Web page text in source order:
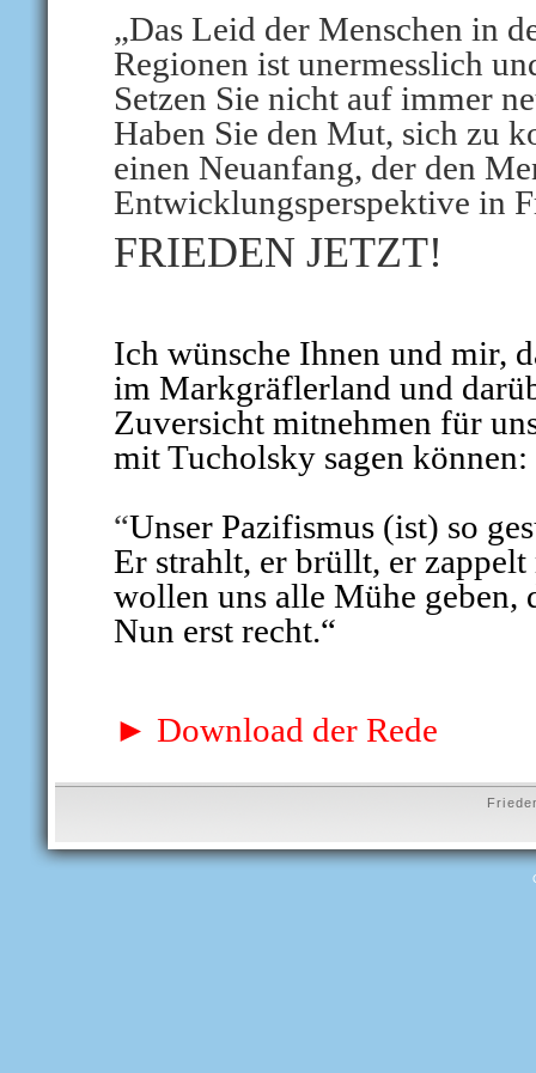
„Das Leid der Menschen in
Regionen ist unermesslich
Setzen Sie nicht auf immer
Haben Sie den Mut, sich zu
einen Neuanfang, der den
Entwicklungsperspektive in
FRIEDEN JETZT!
Ich wünsche Ihnen und mir,
im Markgräflerland und
Zuversicht mitnehmen für
mit Tucholsky sagen können:
“Unser Pazifismus (ist) so
Er strahlt, er brüllt, er
wollen uns alle Mühe geben,
Nun erst recht.“
► Download der Rede